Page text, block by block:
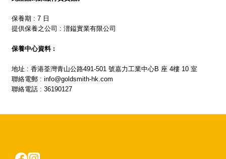
保養期 : 7 日
提供保養之公司 : 溍鎰實業有限公司
保養中心資料 :
地址 : 香港荃灣青山公路491-501 號嘉力工業中心B 座 4樓 10 室
聯絡電郵 : info@goldsmith-hk.com
聯絡電話 : 36190127